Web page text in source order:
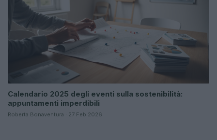
Calendario 2025 degli eventi sulla sostenibilità:
appuntamenti imperdibili
Roberta Bonaventura · 27 Feb 2026